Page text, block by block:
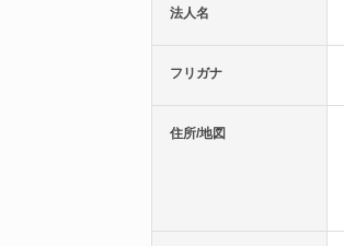
法人名
フリガナ
住所/地図